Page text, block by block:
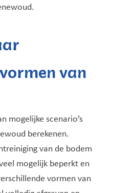
van
mogelijke scenario’s
berekenen.
van de bodem
mogelijk beperkt en
vormen van